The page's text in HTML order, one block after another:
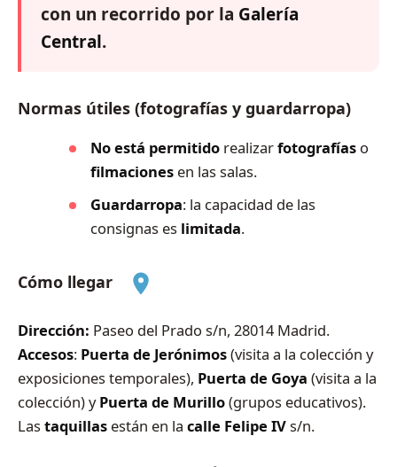
con un recorrido por la Galería
Central.
Normas útiles (fotografías y guardarropa)
No está permitidorealizarfotografíaso
filmacionesen las salas.
Guardarropa: la capacidad de las
consignas es limitada.
Cómo llegar
Dirección: Paseo del Prado s/n, 28014 Madrid.
Accesos: Puerta de Jerónimos(visita a la colección y
exposiciones temporales), Puerta de Goya (visita a la
colección) yPuerta de Murillo(grupos educativos).
Lastaquillas están en la calle Felipe IVs/n.